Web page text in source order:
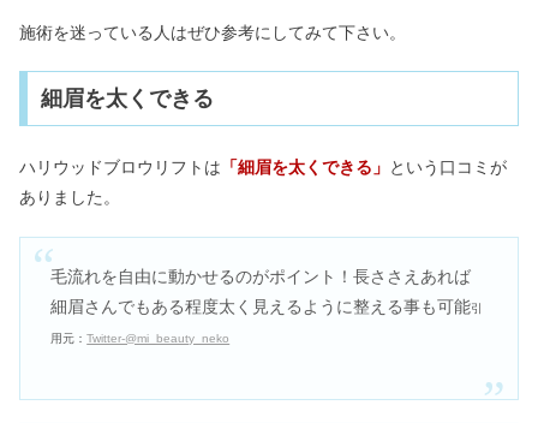
施術を迷っている人はぜひ参考にしてみて下さい。
細眉を太くできる
ハリウッドブロウリフトは 「細眉を太くできる」 という口コミが
ありました。
毛流れを自由に動かせるのがポイント！長ささえあれば
細眉さんでもある程度太く見えるように整える事も可能引
用元：Twitter-@mi_beauty_neko